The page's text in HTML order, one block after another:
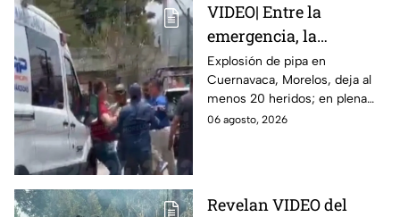
VIDEO| Entre la
emergencia, la
desesperación y el
llanto de un niño;
adultos desatan pelea
tras explosión de pipa
Explosión de pipa en
Cuernavaca, Morelos, deja al
menos 20 heridos; en plena
emergencia, dos hombres
06 agosto, 2026
Revelan VIDEO del